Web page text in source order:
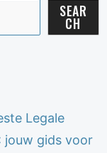
SEAR
CH
Legale
jouw gids voor